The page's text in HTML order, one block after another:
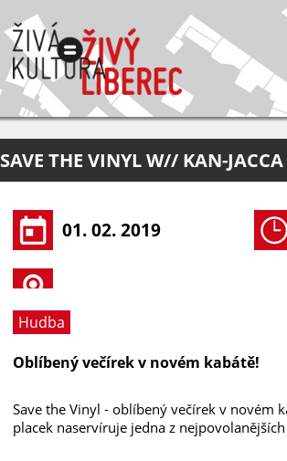
SAVE THE VINYL W// KAN-
01. 02. 2019
Hudba
Oblíbený večírek v novém kabátě!
Save the Vinyl - oblíbený večírek v novém
placek naservíruje jedna z